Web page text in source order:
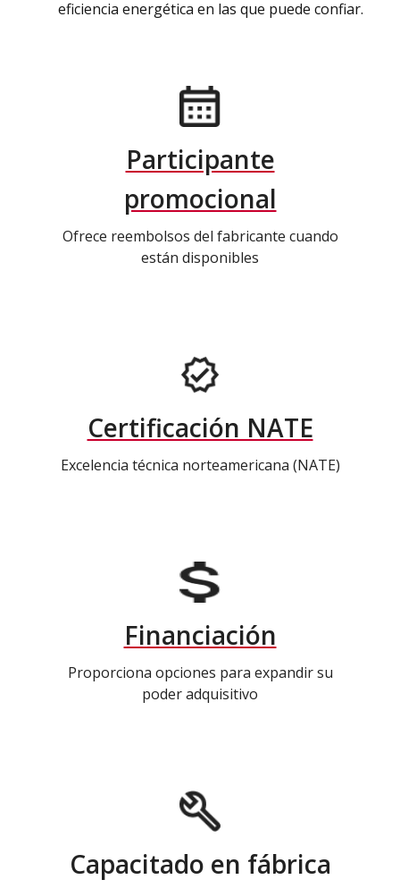
eficiencia energética en las que puede confiar.
Participante
promocional
Ofrece reembolsos del fabricante cuando
están disponibles
Certificación NATE
Excelencia técnica norteamericana (NATE)
Financiación
Proporciona opciones para expandir su
poder adquisitivo
Capacitado en fábrica